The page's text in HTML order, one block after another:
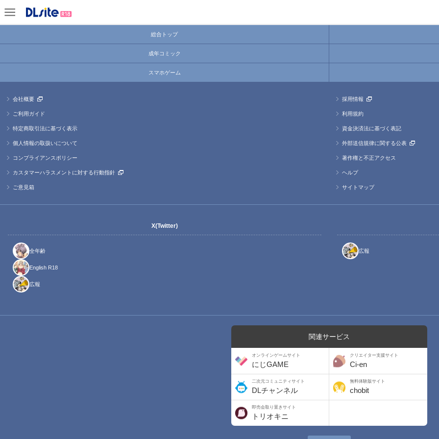
総合トップ
成年コミック
スマホゲーム
会社概要 採用情報
ご利用ガイド 利用規約
特定商取引法に基づく表示 資金決済法に基づく表記
個人情報の取扱いについて 外部送信規律に関する公表
コンプライアンスポリシー 著作権と不正アクセス
カスタマーハラスメントに対する行動指針 ヘルプ
ご意見箱 サイトマップ
X(Twitter)
全年齢
English R18
広報
広報
関連サービス
オンラインゲームサイト
にじGAME
クリエイター支援サイト
Ci-en
二次元コミュニティサイト
DLチャンネル
無料体験版サイト
chobit
即売会取り置きサイト
トリオキニ